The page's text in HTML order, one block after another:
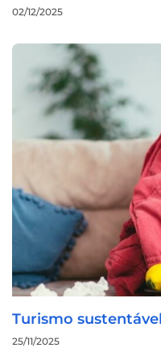
02/12/2025
Turismo
25/11/2025